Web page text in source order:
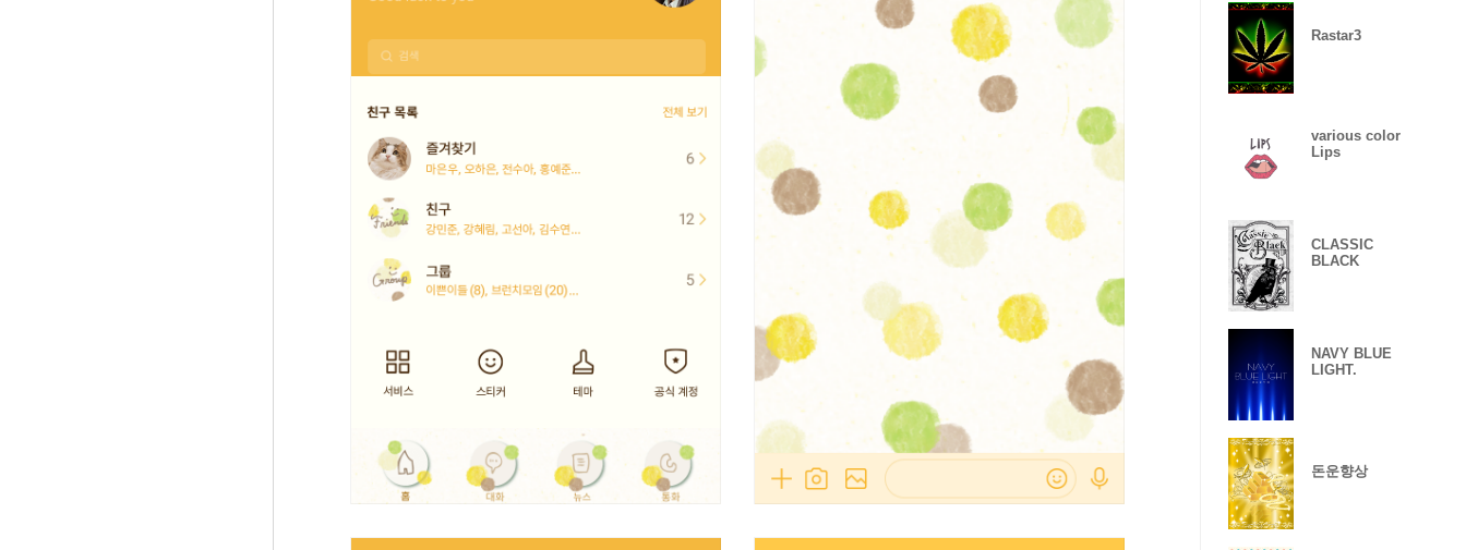
Rastar3
various color
Lips
CLASSIC
BLACK
NAVY BLUE
LIGHT.
돈운향상